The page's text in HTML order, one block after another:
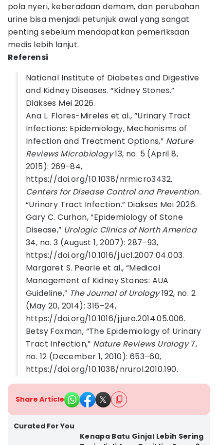
pola nyeri, keberadaan demam, dan perubahan
urine bisa menjadi petunjuk awal yang sangat
penting sebelum mendapatkan pemeriksaan
medis lebih lanjut.
Referensi
National Institute of Diabetes and Digestive
and Kidney Diseases. “Kidney Stones.”
Diakses Mei 2026.
Ana L. Flores-Mireles et al., “Urinary Tract
Infections: Epidemiology, Mechanisms of
Infection and Treatment Options,” Nature
Reviews Microbiology13, no. 5 (April 8,
2015): 269–84,
https://doi.org/10.1038/nrmicro3432.
Centers for Disease Control and Prevention.
“Urinary Tract Infection.” Diakses Mei 2026.
Gary C. Curhan, “Epidemiology of Stone
Disease,” Urologic Clinics of North America
34, no. 3 (August 1, 2007): 287–93,
https://doi.org/10.1016/j.ucl.2007.04.003.
Margaret S. Pearle et al., “Medical
Management of Kidney Stones: AUA
Guideline,” The Journal of Urology192, no. 2
(May 20, 2014): 316–24,
https://doi.org/10.1016/j.juro.2014.05.006.
Betsy Foxman, “The Epidemiology of Urinary
Tract Infection,” Nature Reviews Urology7,
no. 12 (December 1, 2010): 653–60,
https://doi.org/10.1038/nrurol.2010.190.
Share Article
Curated For You
Kenapa Batu Ginjal Lebih Sering